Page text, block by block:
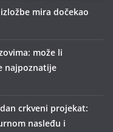
mira dočekao
može li
najpoznatije
crkveni projekat:
nasleđu i